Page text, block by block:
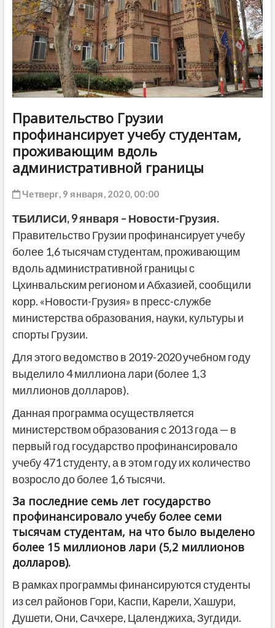
Правительство Грузии
профинансирует учебу студентам,
проживающим вдоль
административной границы
Четверг, 9 января, 2020, 00:00
ТБИЛИСИ,9 января – Новости-Грузия.
Правительство Грузии профинансирует учебу
более 1,6 тысячам студентам, проживающим
вдоль административной границы с
Цхинвальским регионом и Абхазией, сообщили
корр. «Новости-Грузия» в пресс-службе
министерства образования, науки, культуры и
спорты Грузии.
Для этого ведомство в 2019-2020 учебном году
выделило 4 миллиона лари (более 1,3
миллионов долларов).
Данная программа осуществляется
министерством образования с 2013 года — в
первый год государство профинансировало
учебу 471 студенту, а в этом году их количество
возросло до более 1,6 тысячи.
За последние семь лет государство
профинансировало учебу более семи
тысячам студентам, на что было выделено
более 15 миллионов лари (5,2 миллионов
долларов).
В рамках программы финансируются студенты
из сел районов Гори, Каспи, Карели, Хашури,
Душети, Они, Сачхере, Цаленджиха, Зугдиди.